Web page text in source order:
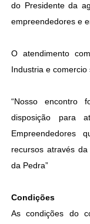
do Presidente da
empreendedores e
O atendimento
Industria e
“Nosso
disposição para
Empreendedores
recursos através
da Pedra”
Condições
As condições do